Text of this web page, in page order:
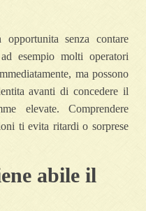
senza contare
esempio molti operatori
ma possono
avanti di concedere il
elevate. Comprendere
ti evita ritardi o sorprese
abile il